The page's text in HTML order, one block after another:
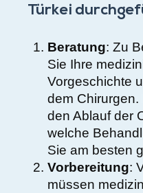
Türkei
Beratung: Zu
Sie Ihre
Vorgeschichte
dem Chirurgen.
den Ablauf der
welche
Sie am besten
Vorbereitung:
müssen